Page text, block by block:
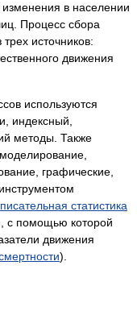
в населении
Процесс сбора
источников:
движения
используются
индексный,
методы. Также
графические,
статистика
с помощью которой
движения
).